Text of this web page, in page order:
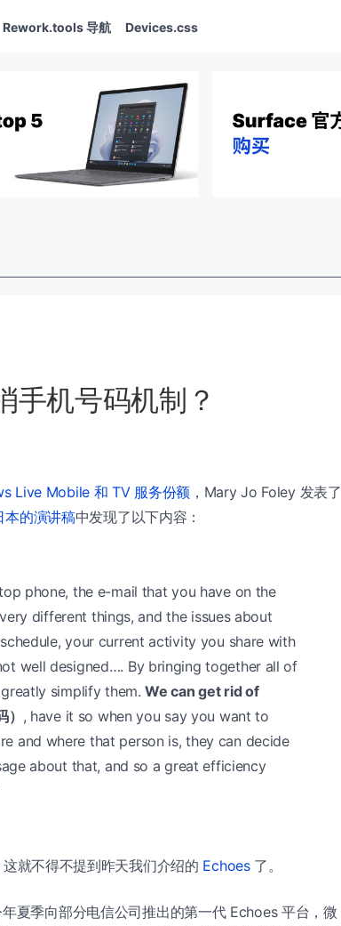
Rework.tools 导航 Devices.css
手机号码机制？
Live Mobile 和 TV 服务份额，Mary Jo Foley 发表了
本的演讲稿中发现了以下内容：
phone, the e-mail that you have on the
different things, and the issues about
your current activity you share with
well designed…. By bringing together all of
simplify them.We can get rid of
, have it so when you say you want to
and where that person is, they can decide
about that, and so a great efficiency
就不得不提到昨天我们介绍的 Echoes了。
夏季向部分电信公司推出的第一代 Echoes 平台，微